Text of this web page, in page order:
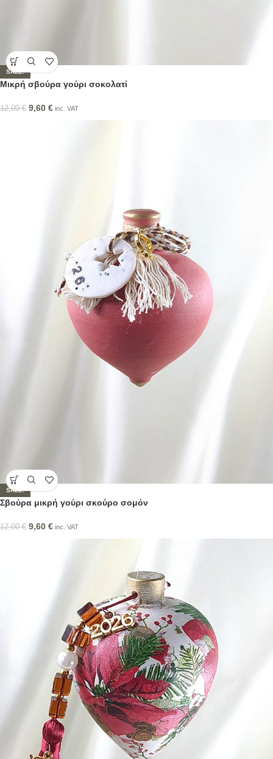
SALE!
Μικρή σβούρα γούρι σοκολατί
12,00€ 9,60 € inc. VAT
SALE!
Σβούρα μικρή γούρι σκούρο σομόν
12,00€ 9,60 € inc. VAT